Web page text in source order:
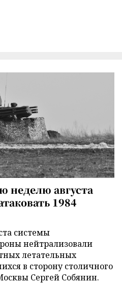
неделю августа
1984
системы
нейтрализовали
летательных
в сторону столичного
Сергей Собянин.